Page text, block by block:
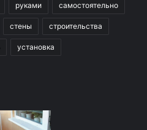
руками самостоятельно
стены строительства
установка